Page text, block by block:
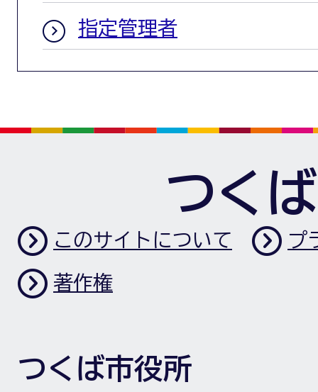
指定管理者
つく
このサイトについて プ
著作権
つくば市役所